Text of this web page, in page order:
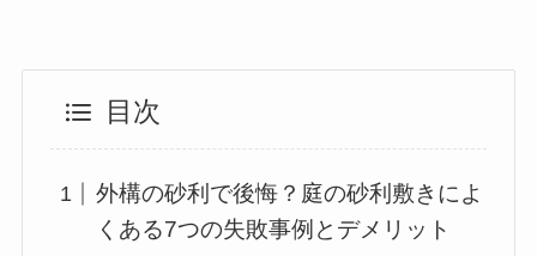
目次
外構の砂利で後悔？庭の砂利敷きによ
くある7つの失敗事例とデメリット